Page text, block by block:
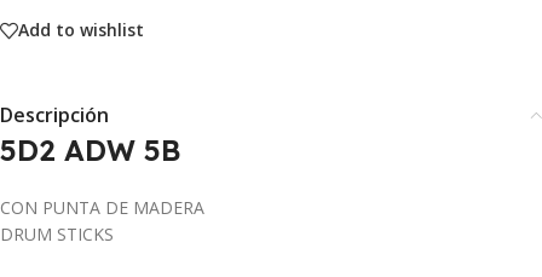
Add to wishlist
Descripción
5D2 ADW 5B
CON PUNTA DE MADERA
DRUM STICKS